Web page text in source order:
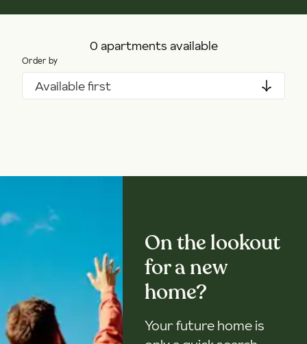
0 apartments available
Order by
Available first
On the lookout
for a new
home?
Your future home is